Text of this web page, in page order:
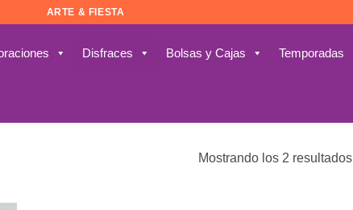
ARTE & FIESTA
Disfraces Bolsas y Cajas Temporadas
Mostrando los 2 resultados